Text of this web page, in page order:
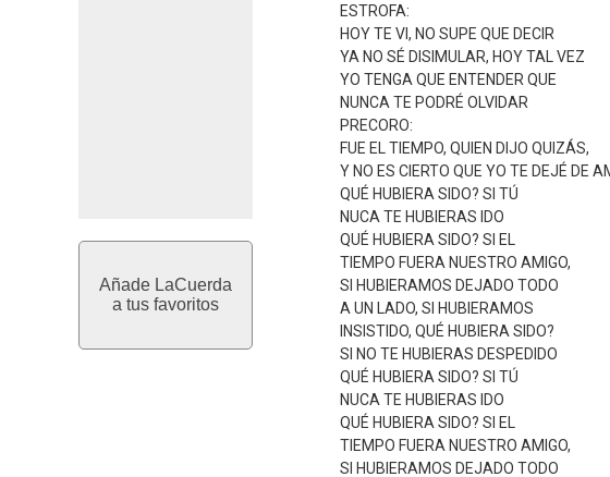
Añade LaCuerda
a tus favoritos
ESTROFA:
HOY TE VI, NO SUPE QUE DECIR
YA NO SÉ DISIMULAR, HOY TAL VEZ
YO TENGA QUE ENTENDER QUE
NUNCA TE PODRÉ OLVIDAR
PRECORO:
FUE EL TIEMPO, QUIEN DIJO QUIZÁS,
Y NO ES CIERTO QUE YO TE DEJÉ DE
QUÉ HUBIERA SIDO? SI TÚ
NUCA TE HUBIERAS IDO
QUÉ HUBIERA SIDO? SI EL
TIEMPO FUERA NUESTRO AMIGO,
SI HUBIERAMOS DEJADO TODO
A UN LADO, SI HUBIERAMOS
INSISTIDO, QUÉ HUBIERA SIDO?
SI NO TE HUBIERAS DESPEDIDO
QUÉ HUBIERA SIDO? SI TÚ
NUCA TE HUBIERAS IDO
QUÉ HUBIERA SIDO? SI EL
TIEMPO FUERA NUESTRO AMIGO,
SI HUBIERAMOS DEJADO TODO